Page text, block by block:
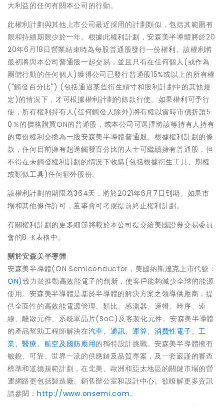
大利益的任何有關本公司的行動。
此權利計劃與其他上市公司最近採用的計劃類似，包括其範圍有
限和持續期限少於一年。根據此權利計劃，安森美半導體將於20
20年6月18日營業結束時為每股普通股發行一份權利。該權利將
最初將與本公司普通股一起交易，並且只有在任何個人(或作為
團體行動的任何個人)獲得公司已發行普通股15%或以上的所有權
("觸發百分比") (包括通過某些衍生頭寸和股利計劃中的其他規
定)的情況下，才可根據權利計劃的條款行使。如果權利可予行
使，所有權利持有人(任何觸發人除外)將有權以當時市價折讓5
0％的價格購買ON的普通股，或本公司可選擇將該等持有人持有
的每份權利交換為一股安森美半導體普通股。根據權利計劃的條
款，任何目前擁有超過觸發百分比的人士可繼續擁有普通股，但
不得在未觸發權利計劃的情況下收購(包括根據衍生工具、期權
或類似工具)任何額外股份。
該權利計劃的期限為364天，將於2021年6月7日到期。如果市
場和其他條件許可，董事會可考慮提前終止權利計劃。
有關權利計劃的更多細節將載於本公司提交給美國證券交易委員
會的8-K表格中。
關於安森美半導體
安森美半導體(ON Semiconductor，美國納斯達克上市代號：
ON)致力於推動高效能電子的創新，使客戶能夠減少全球的能源
使用。安森美半導體是基於半導體的解決方案之領導供應商，提
供全面性的高效能電源管理、類比、感測器、邏輯、時序、連
線、離散元件、系統單晶片(SoC)及客製化元件。安森美半導體
的產品幫助工程師解決在汽車、通訊、運算、消費性電子、工
業、醫療、航空及國防應用的獨特設計挑戰。安森美半導體擁有
敏銳、可靠、世界一流的供應鏈及品質專案，及一套嚴謹的審查
標準和道德規範計劃，在北美、歐洲和亞太地區的關鍵市場的營
運網路更包括製造廠、銷售辦公室和設計中心。欲瞭解更多資訊
請參閱： http://www.onsemi.com。